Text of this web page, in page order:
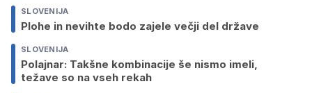
SLOVENIJA
Plohe in nevihte bodo zajele večji del države
SLOVENIJA
Polajnar: Takšne kombinacije še nismo imeli,
težave so na vseh rekah